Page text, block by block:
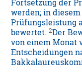
Fortsetzung der
werden; in
Prüfungsleistung
bewertet.2Der
von einem Monat
Entscheidungen